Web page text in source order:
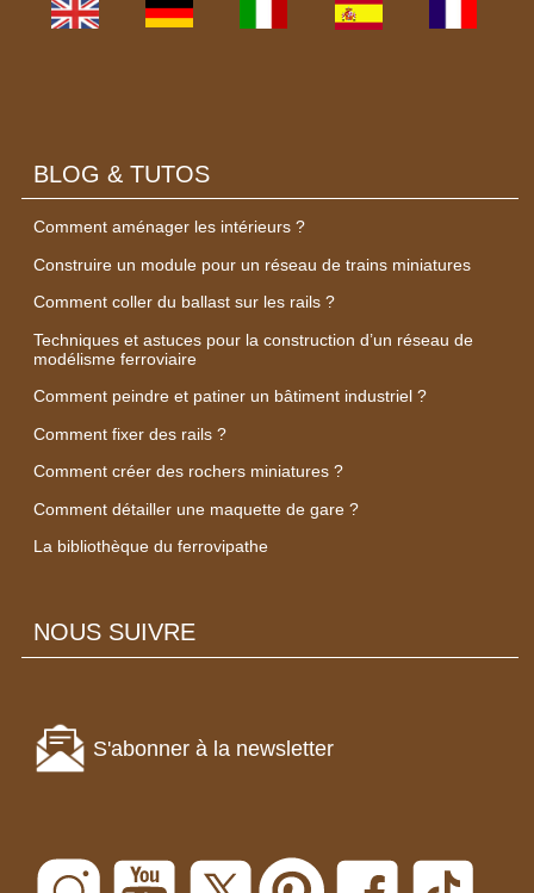
BLOG & TUTOS
Comment aménager les intérieurs ?
Construire un module pour un réseau de trains miniatures
Comment coller du ballast sur les rails ?
Techniques et astuces pour la construction d’un réseau de
modélisme ferroviaire
Comment peindre et patiner un bâtiment industriel ?
Comment fixer des rails ?
Comment créer des rochers miniatures ?
Comment détailler une maquette de gare ?
La bibliothèque du ferrovipathe
NOUS SUIVRE
S'abonner à la newsletter